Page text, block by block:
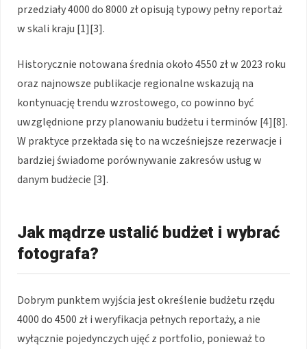
przedziały 4000 do 8000 zł opisują typowy pełny reportaż
w skali kraju [1][3].
Historycznie notowana średnia około 4550 zł w 2023 roku
oraz najnowsze publikacje regionalne wskazują na
kontynuację trendu wzrostowego, co powinno być
uwzględnione przy planowaniu budżetu i terminów [4][8].
W praktyce przekłada się to na wcześniejsze rezerwacje i
bardziej świadome porównywanie zakresów usług w
danym budżecie [3].
Jak mądrze ustalić budżet i wybrać
fotografa?
Dobrym punktem wyjścia jest określenie budżetu rzędu
4000 do 4500 zł i weryfikacja pełnych reportaży, a nie
wyłącznie pojedynczych ujęć z portfolio, ponieważ to